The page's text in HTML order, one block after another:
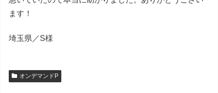
ます！
埼玉県／S様
オンデマンドP